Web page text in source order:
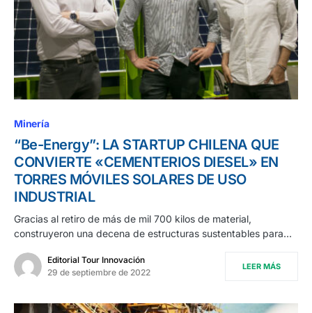
Minería
“Be-Energy”: LA STARTUP CHILENA QUE
CONVIERTE «CEMENTERIOS DIESEL» EN
TORRES MÓVILES SOLARES DE USO
INDUSTRIAL
Gracias al retiro de más de mil 700 kilos de material,
construyeron una decena de estructuras sustentables para…
Editorial Tour Innovación
29 de septiembre de 2022
LEER MÁS